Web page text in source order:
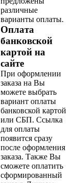
различные
варианты оплаты.
Оплата
банковской
картой на
сайте
При оформлении
заказа на Вы
можете выбрать
вариант оплаты
банковской картой
или СБП. Ссылка
для оплаты
появится сразу
после оформления
заказа. Также Вы
сможете оплатить
сформированный